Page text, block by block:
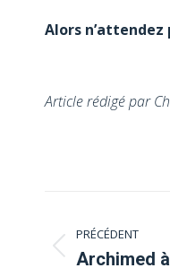
Alors
Article rédigé par
article
PRÉCÉDENT
Article
Archimed